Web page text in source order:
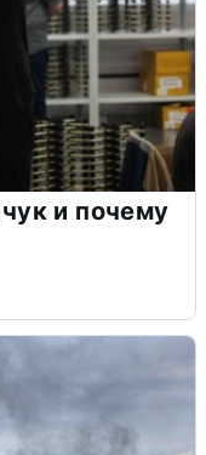
и почему